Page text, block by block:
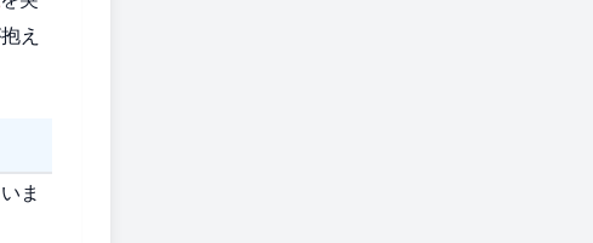
え
ま